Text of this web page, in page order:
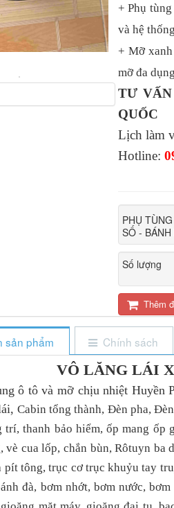
+ Phụ
và hệ
+ Mỡ
mỡ đa
TƯ
QUỐC
Lịch làm
Hotline:
PHỤ
SỐ - BÁNH
Số lượng
Thêm
sản phẩm Chính sách
VÔ LĂNG LÁI
ô tô và mỡ chịu nhiệt Huyền
Cabin tổng thành, Đèn pha,
trí, thanh bảo hiểm, ốp mang ốp
vè cua lốp, chắn bùn, Rôtuyn
tông, trục cơ trục khuỷu tay
đà, bơm nhớt, bơm nước,